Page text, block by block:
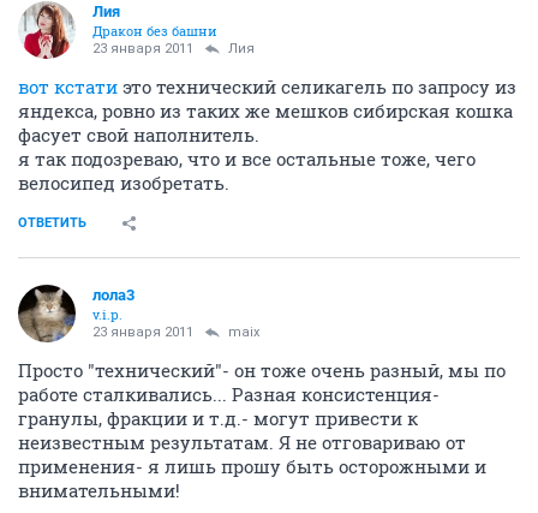
Лия
Дракон без башни
23 января 2011 Лия
вот кстати это технический селикагель по запросу из
яндекса, ровно из таких же мешков сибирская кошка
фасует свой наполнитель.
я так подозреваю, что и все остальные тоже, чего
велосипед изобретать.
ОТВЕТИТЬ
лола3
v.i.p.
23 января 2011 maix
Просто "технический"- он тоже очень разный, мы по
работе сталкивались... Разная консистенция-
гранулы, фракции и т.д.- могут привести к
неизвестным результатам. Я не отговариваю от
применения- я лишь прошу быть осторожными и
внимательными!